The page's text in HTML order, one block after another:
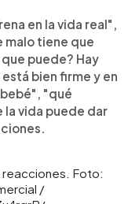
en la vida real",
malo tiene que
puede? Hay
bien firme y en
"qué
la vida puede dar
reacciones. Foto:
/